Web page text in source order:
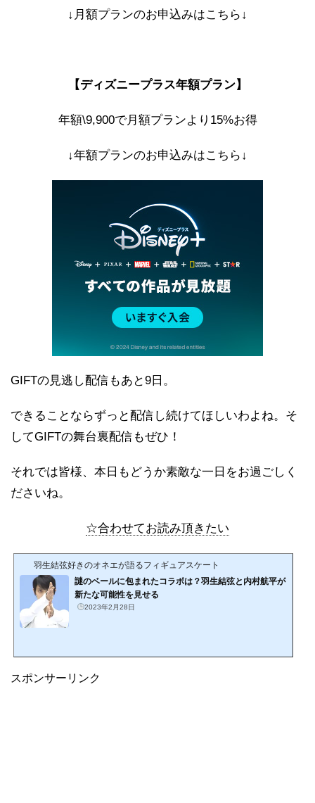
↓月額プランのお申込みはこちら↓
【ディズニープラス年額プラン】
年額\9,900で月額プランより15%お得
↓年額プランのお申込みはこちら↓
GIFTの見逃し配信もあと9日。
できることならずっと配信し続けてほしいわよね。そ
してGIFTの舞台裏配信もぜひ！
それでは皆様、本日もどうか素敵な一日をお過ごしく
ださいね。
☆合わせてお読み頂きたい
羽生結弦好きのオネエが語るフィギュアスケート
謎のベールに包まれたコラボは？羽生結弦と内村航平が
新たな可能性を見せる
2023年2月28日
スポンサーリンク